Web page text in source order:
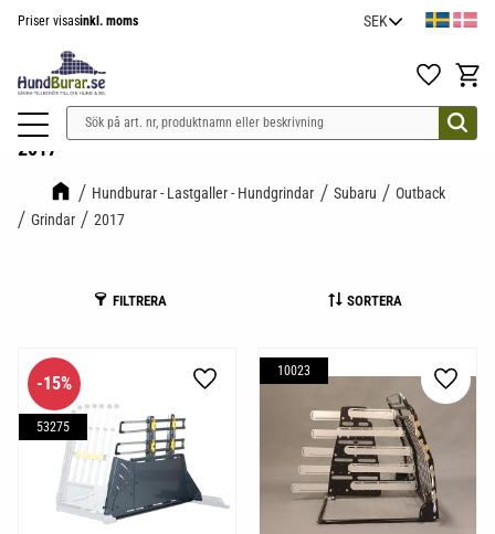
Priser visasinkl. moms
Favoriter
2017
Hundburar - Lastgaller - Hundgrindar Subaru
Outback
Grindar
2017
FILTRERA SORTERA
15%
53275
Lägg till i favoriter
10023
Lägg